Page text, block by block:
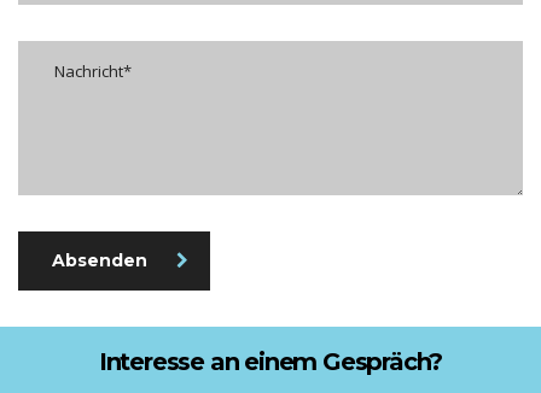
Absenden
Interesse an einem Gespräch?